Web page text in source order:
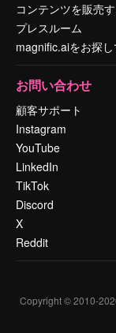
コンテンツを販売
プレスルーム
magnific.aiをお探し
お問い合わせ
顧客サポート
Instagram
YouTube
LinkedIn
TikTok
Discord
X
Reddit
Copyright © 2010-